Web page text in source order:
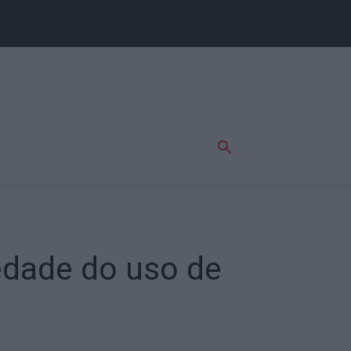
do uso de